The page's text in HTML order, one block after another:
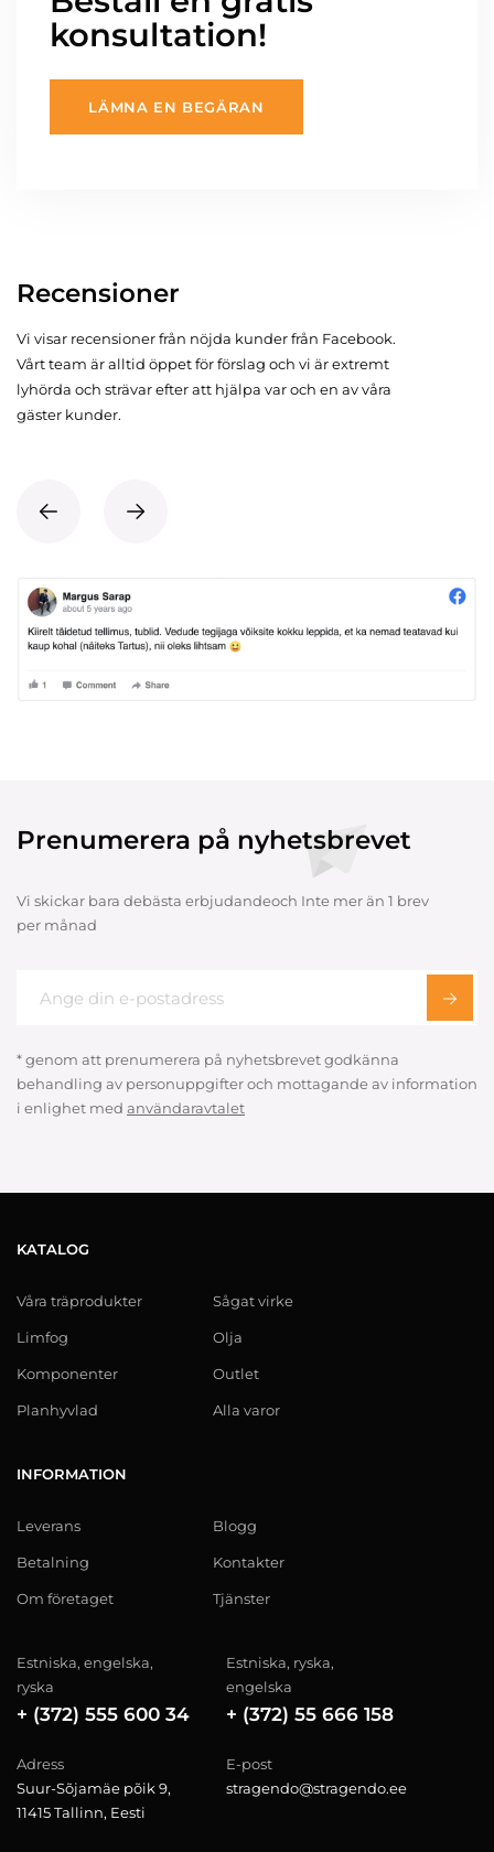
konsultation!
LÄMNA EN BEGÄRAN
Recensioner
Vi visar recensioner från nöjda kunder från Facebook.
Vårt team är alltid öppet för förslag och vi är extremt
lyhörda och strävar efter att hjälpa var och en av våra
gäster kunder.
Prenumerera på nyhetsbrevet
Vi skickar bara debästa erbjudandeoch Inte mer än 1 brev
per månad
* genom att prenumerera på nyhetsbrevet godkänna
behandling av personuppgifter och mottagande av information
i enlighet med användaravtalet
KATALOG
Våra träprodukter
Limfog
Komponenter
Planhyvlad
Sågat virke
Olja
Outlet
Alla varor
INFORMATION
Leverans
Betalning
Om företaget
Blogg
Kontakter
Tjänster
Estniska, engelska,
ryska
+ (372) 555 600 34
Estniska, ryska,
engelska
+ (372) 55 666 158
Adress
Suur-Sõjamäe põik 9,
11415 Tallinn, Eesti
E-post
stragendo@stragendo.ee